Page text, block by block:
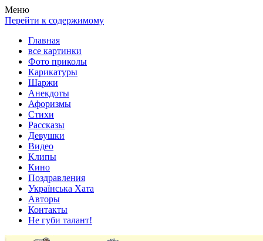
Весела хата — прикольные картинки, смешные истории,
клипы!
Покажем всем ваши фото приколы, карикатуры, шаржи, стихи,
рассказы, видео и песни!
Меню
Перейти к содержимому
Главная
все картинки
Фото приколы
Карикатуры
Шаржи
Анекдоты
Афоризмы
Стихи
Рассказы
Девушки
Видео
Клипы
Кино
Поздравления
Українська Хата
Авторы
Контакты
Не губи талант!